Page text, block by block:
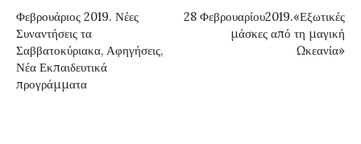
Φεβρουάριος 2019. Νέες
Συναντήσεις τα
Σαββατοκύριακα, Αφηγήσεις,
Νέα Εκπαιδευτικά
προγράμματα
28 Φεβρουαρίου2019.«Εξωτικές
μάσκες από τη μαγική
Ωκεανία»